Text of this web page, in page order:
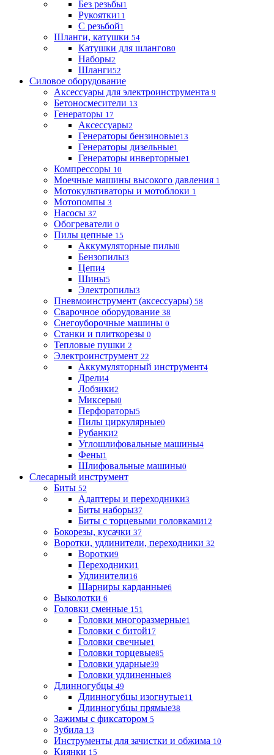
Без резьбы1
Рукоятки11
С резьбой1
Шланги, катушки 54
Катушки для шлангов0
Наборы2
Шланги52
Силовое оборудование
Аксессуары для электроинструмента 9
Бетоносмесители 13
Генераторы 17
Аксессуары2
Генераторы бензиновые13
Генераторы дизельные1
Генераторы инверторные1
Компрессоры 10
Моечные машины высокого давления 1
Мотокультиваторы и мотоблоки 1
Мотопомпы 3
Насосы 37
Обогреватели 0
Пилы цепные 15
Аккумуляторные пилы0
Бензопилы3
Цепи4
Шины5
Электропилы3
Пневмоинструмент (аксессуары) 58
Сварочное оборудование 38
Снегоуборочные машины 0
Станки и плиткорезы 0
Тепловые пушки 2
Электроинструмент 22
Аккумуляторный инструмент4
Дрели4
Лобзики2
Миксеры0
Перфораторы5
Пилы циркулярные0
Рубанки2
Углошлифовальные машины4
Фены1
Шлифовальные машины0
Слесарный инструмент
Биты 52
Адаптеры и переходники3
Биты наборы37
Биты с торцевыми головками12
Бокорезы, кусачки 37
Воротки, удлинители, переходники 32
Воротки9
Переходники1
Удлинители16
Шарниры карданные6
Выколотки 6
Головки сменные 151
Головки многоразмерные1
Головки с битой17
Головки свечные1
Головки торцевые85
Головки ударные39
Головки удлиненные8
Длинногубцы 49
Длинногубцы изогнутые11
Длинногубцы прямые38
Зажимы с фиксатором 5
Зубила 13
Инструменты для зачистки и обжима 10
Киянки 15